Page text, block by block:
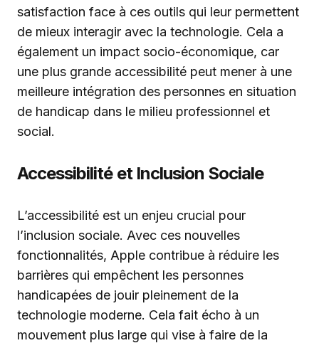
satisfaction face à ces outils qui leur permettent
de mieux interagir avec la technologie. Cela a
également un impact socio-économique, car
une plus grande accessibilité peut mener à une
meilleure intégration des personnes en situation
de handicap dans le milieu professionnel et
social.
Accessibilité et Inclusion Sociale
L’accessibilité est un enjeu crucial pour
l’inclusion sociale. Avec ces nouvelles
fonctionnalités, Apple contribue à réduire les
barrières qui empêchent les personnes
handicapées de jouir pleinement de la
technologie moderne. Cela fait écho à un
mouvement plus large qui vise à faire de la